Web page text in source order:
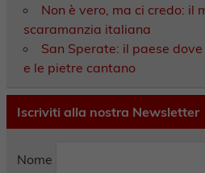
Non è vero, ma ci credo: il
scaramanzia italiana
San Sperate: il paese
e le pietre cantano
Iscriviti alla nostra Newsletter
Nome